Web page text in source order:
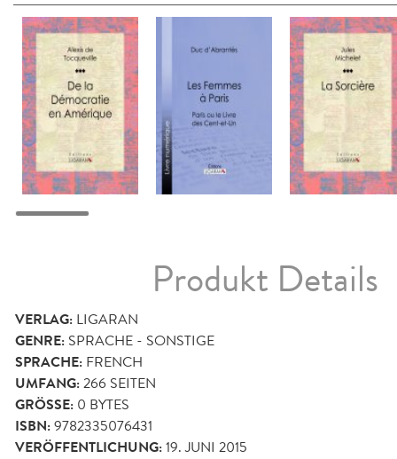
Produkt Details
VERLAG: LIGARAN
GENRE: SPRACHE - SONSTIGE
SPRACHE: FRENCH
UMFANG:266 SEITEN
GRÖSSE: 0 BYTES
ISBN:9782335076431
VERÖFFENTLICHUNG:19. JUNI 2015